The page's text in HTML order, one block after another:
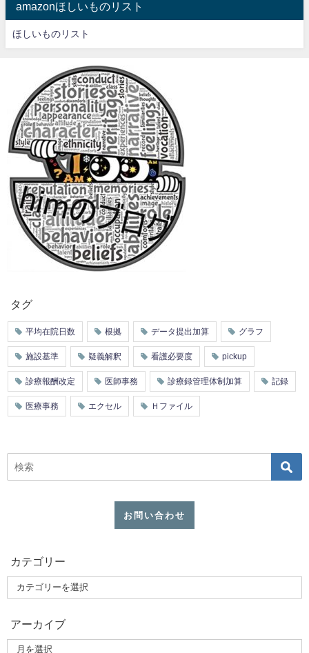
amazonほしいものリスト
ほしいものリスト
タグ
平均在院日数 根拠 データ提出加算 グラフ
施設基準 疑義解釈 看護必要度 pickup
診療報酬改定 医師事務 診療録管理体制加算 記録
医療事務 エクセル Ｈファイル
お問い合わせ
カテゴリー
アーカイブ